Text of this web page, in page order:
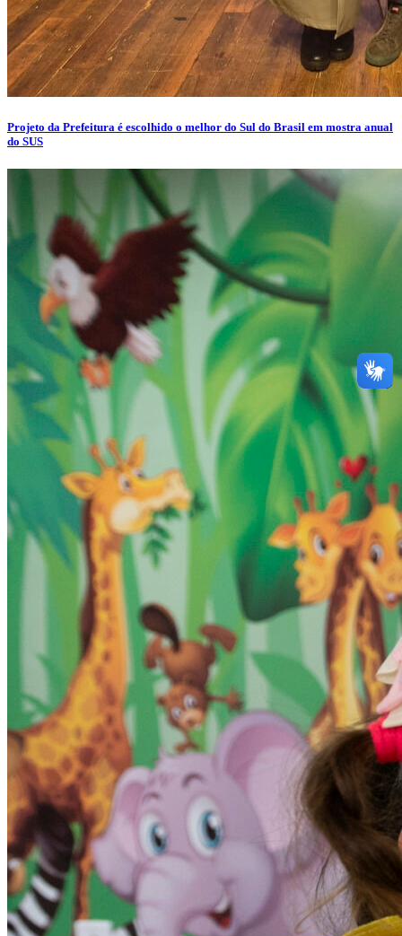
Projeto da Prefeitura é escolhido o melhor do Sul do Brasil em mostra anual
do SUS